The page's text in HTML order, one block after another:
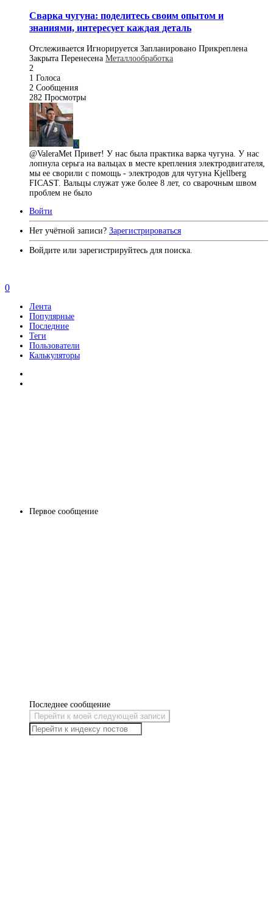
Сварка чугуна: поделитесь своим опытом и
знаниями, интересует каждая деталь
Отслеживается Игнорируется Запланировано Прикреплена
Закрыта Перенесена Металлообработка
2
1 Голоса
2 Сообщения
282 Просмотры
K
@ValeraMet Привет! У нас была практика варка чугуна. У нас
лопнула серьга на вальцах в месте крепления электродвигателя,
мы ее сворили с помощь - электродов для чугуна Kjellberg
FICAST. Вальцы служат уже более 8 лет, со сварочным швом
проблем не было
Войти
Нет учётной записи? Зарегистрироваться
Войдите или зарегистрируйтесь для поиска.
Первое сообщение
Последнее сообщение
Перейти к моей следующей записи
0
Лента
Популярные
Последние
Теги
Пользователи
Калькуляторы